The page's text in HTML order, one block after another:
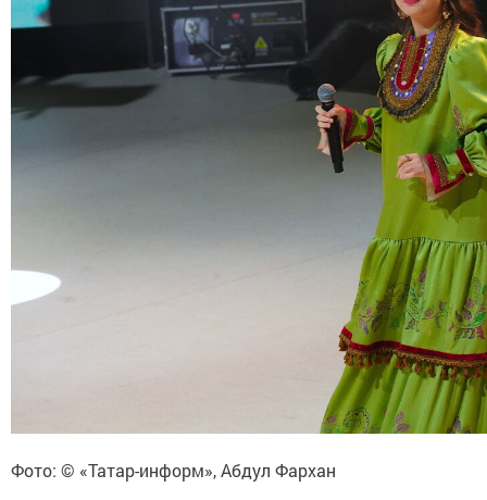
Фото: © «Татар-информ», Абдул Фархан